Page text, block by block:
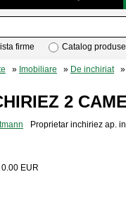
firme Catalog produse
» Imobiliare » De inchiriat»
2
Proprietar inchiriez ap.
0.00 EUR